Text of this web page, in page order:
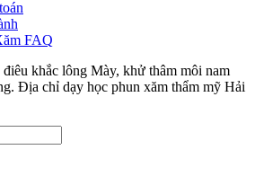
FAQ
khắc lông Mày, khử thâm môi nam
Địa chỉ dạy học phun xăm thẩm mỹ Hải